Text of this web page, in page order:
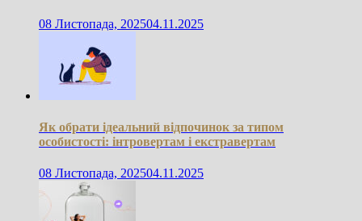
08 Листопада, 202504.11.2025
Як обрати ідеальний відпочинок за типом
особистості: інтровертам і екстравертам
08 Листопада, 202504.11.2025